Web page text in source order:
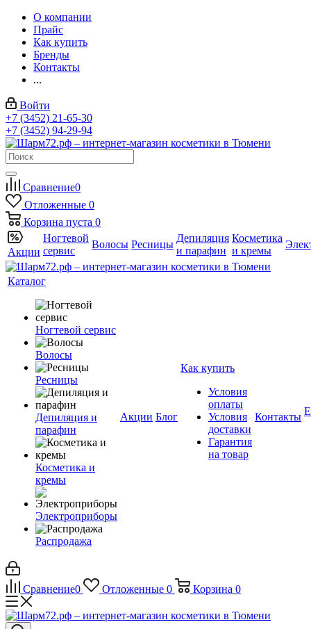
О компании
Прайс
Как купить
Бренды
Контакты
...
Войти
+7 (3452) 21-65-30
+7 (3452) 94-29-94
Сравнение0
Отложенные 0
Корзина пуста 0
Акции
Ногтевой
сервис
Волосы Ресницы
Депиляция
и парафин
Косметика
и кремы
Каталог
Ногтевой сервис
Волосы
Ресницы
Депиляция и
парафин
Косметика и
кремы
Электроприборы
Распродажа
Акции Блог
Как купить
Условия
оплаты
Условия
доставки
Гарантия
на товар
Контакты
Сравнение0 Отложенные 0 Корзина 0